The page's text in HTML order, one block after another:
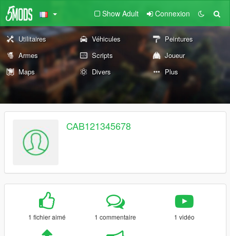
Show Adult Connexion
Utilitaires Véhicules
Peintures
Armes
Scripts
Joueur
Maps
Divers Plus
CAB121345678
1 fichier aimé 1 commentaire 1 vidéo